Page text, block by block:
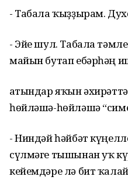
- Табала ҡыҙҙырам.
- Эйе шул. Табала
майын бутап ебәрһәң
Ҡатындар яҡын
һөйләшә-һөйләшә
- Ниндәй һәйбәт
сүлмәге тышынан уҡ
кейемдәре лә бит